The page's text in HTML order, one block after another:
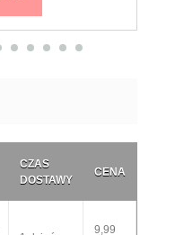
CZAS
DOSTAWY
CENA
9,99